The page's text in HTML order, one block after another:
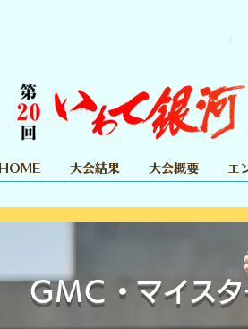
HOME 大会結果 大会概要 エ
ＧＭＣ・マイス